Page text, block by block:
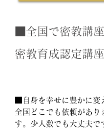
​■全国で密教講
密教育成認定講
■自身を幸せに豊かに変
全国どこでも依頼があり
す。少人数でも大丈夫で